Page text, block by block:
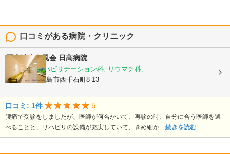
口コミがある病院・クリニック
医療法人仁風会 日高病院
整形外科, リハビリテーション科, リウマチ科, ...
鹿児島県鹿児島市西千石町8-13
口コミ: 1件 5
腰痛で受診をしましたが、医師が何名かいて、再診の時、自分に合う医師を選
べることと、リハビリの設備が充実していて、きめ細か... 続きを読む